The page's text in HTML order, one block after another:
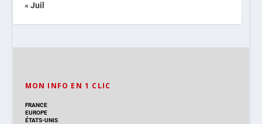
« Juil
MON INFO EN 1 CLIC
FRANCE
EUROPE
ÉTATS-UNIS